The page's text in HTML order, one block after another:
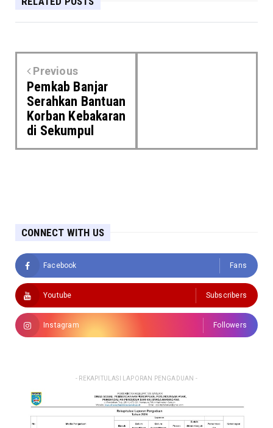
Previous
Pemkab Banjar
Serahkan Bantuan
Korban Kebakaran
di Sekumpul
CONNECT WITH US
Facebook Fans
Youtube Subscribers
Instagram Followers
- REKAPITULASI LAPORAN PENGADUAN -